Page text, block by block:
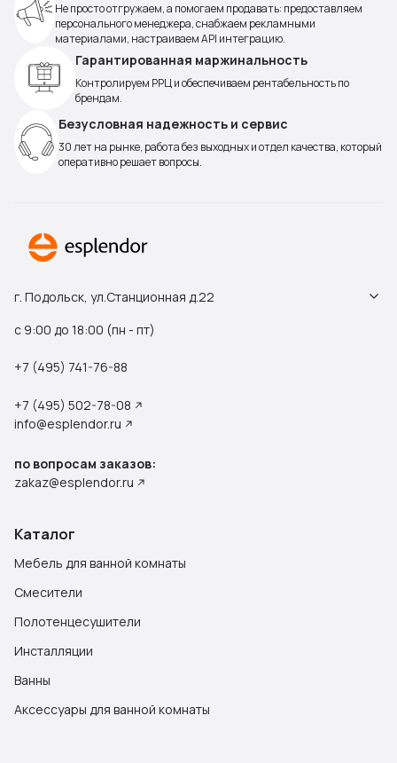
Не просто отгружаем, а помогаем продавать: предоставляем
персонального менеджера, снабжаем рекламными
материалами, настраиваем API интеграцию.
Гарантированная маржинальность
Контролируем РРЦ и обеспечиваем рентабельность по
брендам.
Безусловная надежность и сервис
30 лет на рынке, работа без выходных и отдел качества, который
оперативно решает вопросы.
г. Подольск, ул.Станционная д.22
с 9:00 до 18:00 (пн - пт)
+7 (495) 741-76-88
+7 (495) 502-78-08
info@esplendor.ru
по вопросам заказов:
zakaz@esplendor.ru
Каталог
Мебель для ванной комнаты
Смесители
Полотенцесушители
Инсталляции
Ванны
Аксессуары для ванной комнаты